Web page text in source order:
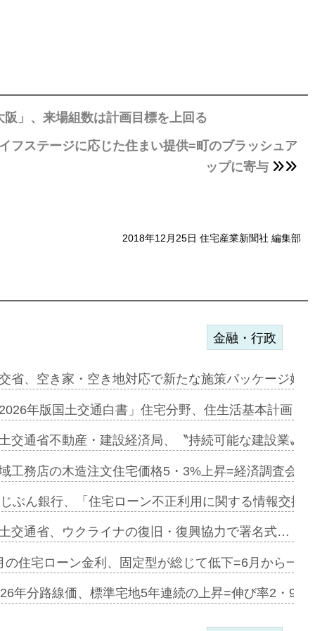
」、来場組数は計画目標を上回る
フステージに応じた住まい提供=町のブラッシュア
ップに寄与
2018年12月25日 住宅産業新聞社 編集部
サー契約…
起用…
ミーレキ…
も城南エ…
合型の賃…
ンカフェ…
協業=お互…
コリビング…
金融・行政
省、空き家・空き地対応で新たな施策パッケージ始
年版国土交通白書」住宅分野、住生活基本計画を
交通省不動産・建設経済局、〝持続可能な建設業〟
工務店の木造注文住宅価格5・3%上昇=経済調査会
ぶん銀行、「住宅ローン不正利用に関する情報交換
交通省、ウクライナの復旧・復興協力で署名式…
の住宅ローン金利、固定型が総じて低下=6月から一
年分路線価、標準宅地5年連続の上昇=伸び率2・